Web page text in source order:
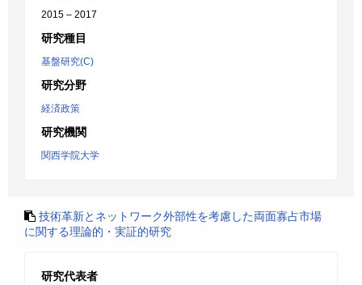
2015 – 2017
研究種目
基盤研究(C)
研究分野
経済政策
研究機関
関西学院大学
技術革新とネットワーク外部性を考慮した両面寡占市場
に関する理論的・実証的研究
研究代表者